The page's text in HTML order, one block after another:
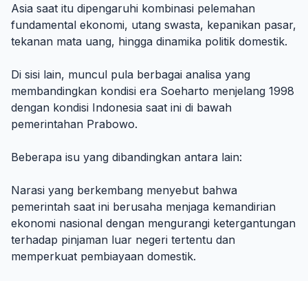
Asia saat itu dipengaruhi kombinasi pelemahan
fundamental ekonomi, utang swasta, kepanikan pasar,
tekanan mata uang, hingga dinamika politik domestik.
Di sisi lain, muncul pula berbagai analisa yang
membandingkan kondisi era Soeharto menjelang 1998
dengan kondisi Indonesia saat ini di bawah
pemerintahan Prabowo.
Beberapa isu yang dibandingkan antara lain:
Narasi yang berkembang menyebut bahwa
pemerintah saat ini berusaha menjaga kemandirian
ekonomi nasional dengan mengurangi ketergantungan
terhadap pinjaman luar negeri tertentu dan
memperkuat pembiayaan domestik.